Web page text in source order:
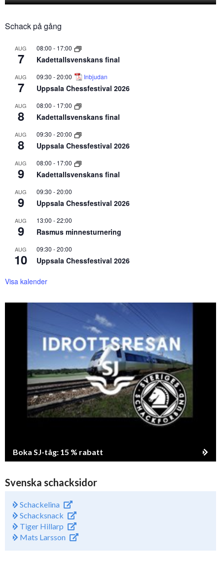
Schack på gång
AUG
7
08:00 - 17:00
Kadettallsvenskans final
AUG
7
09:30 -20:00 Inbjudan
Uppsala Chessfestival 2026
AUG
8
08:00 - 17:00
Kadettallsvenskans final
AUG
8
09:30 -20:00
Uppsala Chessfestival 2026
AUG
9
08:00 - 17:00
Kadettallsvenskans final
AUG
9
09:30 -20:00
Uppsala Chessfestival 2026
AUG
9
13:00 -22:00
Rasmus minnesturnering
AUG
10
09:30 -20:00
Uppsala Chessfestival 2026
Visa kalender
Boka SJ-tåg: 15 % rabatt
Svenska schacksidor
Schackelina
Schacksnack
Tiger Hillarp
Mats Larsson